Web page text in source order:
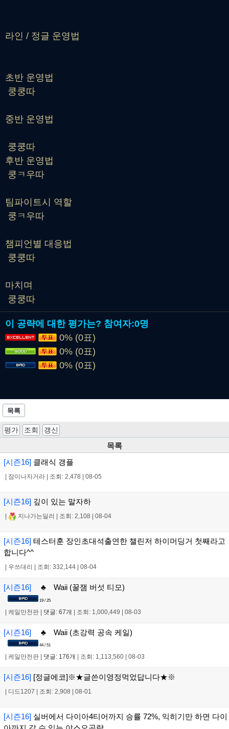
라인 / 정글 운영법
초반 운영법
쿵쿵따
중반 운영법
쿵쿵따
후반 운영법
쿵ㅋ우따
팀파이트시 역할
쿵ㅋ우따
챔피언별 대응법
쿵쿵따
마치며
쿵쿵따
이 공략에 대한 평가는? 참여자:0명
0% (0표)
0% (0표)
0% (0표)
목록
평가 조회 갱신
목록
[시즌16] 클래식 갱플
잠이나자거라 조회: 2,478 08-05
[시즌16] 깊이 있는 말자하
지나가는딜러 조회: 2,108 08-04
[시즌16] 테스터훈 장인초대석출연한 챌린저 하이머딩거 첫째라고
합니다^^
우쓰대리 조회: 332,144 08-04
[시즌16] ♣ Waii (꿀잼 버섯 티모)
19 / 25
| 케일만천판 | 댓글: 67개 | 조회: 1,000,449 | 08-03
[시즌16] ♣ Waii (초강력 공속 케일)
44 / 51
케일만천판 댓글: 176개 조회: 1,113,560 08-03
[시즌16] [정글에코]※★글쓴이영정먹었답니다★※
디드1207 조회: 2,908 08-01
[시즌16] 실버에서 다이아4티어까지 승률 72%, 익히기만 하면 다이